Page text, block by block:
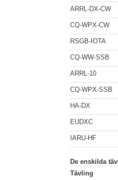
ARRL-DX-CW
CQ-WPX-CW
RSGB-IOTA
CQ-WW-SSB
ARRL-10
CQ-WPX-SSB
HA-DX
EUDXC
IARU-HF
De enskilda
Tävling